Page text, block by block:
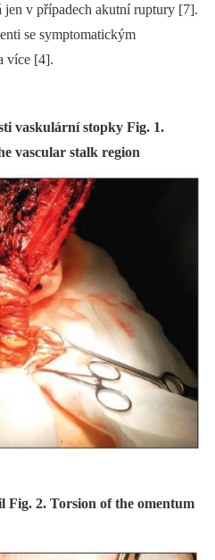
jen v případech akutní ruptury [7].
se symptomatickým
více [4].
vaskulární stopky Fig. 1.
vascular stalk region
Fig. 2. Torsion of the omentum